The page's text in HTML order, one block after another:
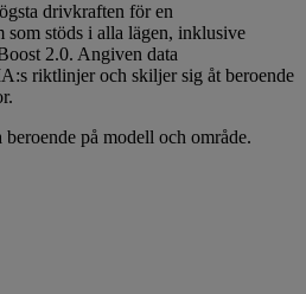
drivkraften för en
som stöds i alla lägen, inklusive
2.0. Angiven data
riktlinjer och skiljer sig åt beroende
på modell och område.